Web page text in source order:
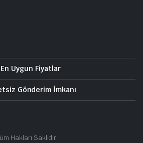
En Uygun Fiyatlar
Gönderim İmkanı
Hakları Saklıdır